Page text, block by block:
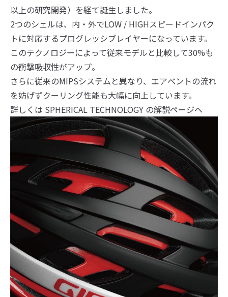
以上の研究開発）を経て誕生しました。
2つのシェルは、内・外でLOW / HIGHスピードインパク
トに対応するプログレッシブレイヤーになっています。
このテクノロジーによって従来モデルと比較して30%も
の衝撃吸収性がアップ。
さらに従来のMIPSシステムと異なり、エアベントの流れ
を妨げずクーリング性能も大幅に向上しています。
詳しくは SPHERICAL TECHNOLOGY の解説ページへ